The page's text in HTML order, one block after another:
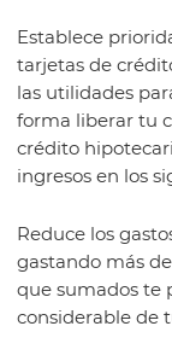
Establece
tarjetas de
las utilidades
forma liberar tu
crédito
ingresos en los
Reduce los
gastando más
que sumados te
considerable de